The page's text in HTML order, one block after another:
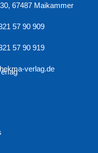
67487 Maikammer
57 90 909
57 90 919
verlag.de